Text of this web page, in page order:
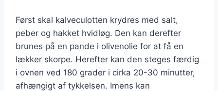
Først skal kalveculotten krydres med salt,
peber og hakket hvidløg. Den kan derefter
brunes på en pande i olivenolie for at få en
lækker skorpe. Herefter kan den steges færdig
i ovnen ved 180 grader i cirka 20-30 minutter,
afhængigt af tykkelsen. Imens kan